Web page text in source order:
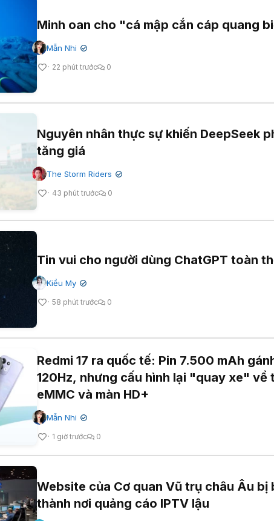
Minh oan cho "cá mập cắn cáp quang
Mẫn Nhi ✔
22 phút trước 0
Nguyên nhân thực sự khiến DeepSeek
tăng giá
The Storm Riders ✔
43 phút trước 0
Tin vui cho người dùng ChatGPT toàn
Kiều My ✔
58 phút trước 0
Redmi 17 ra quốc tế: Pin 7.500 mAh
120Hz, nhưng cấu hình lại "quay xe" về
eMMC và màn HD+
Mẫn Nhi ✔
1 giờ trước 0
Website của Cơ quan Vũ trụ châu Âu bị
thành nơi quảng cáo IPTV lậu